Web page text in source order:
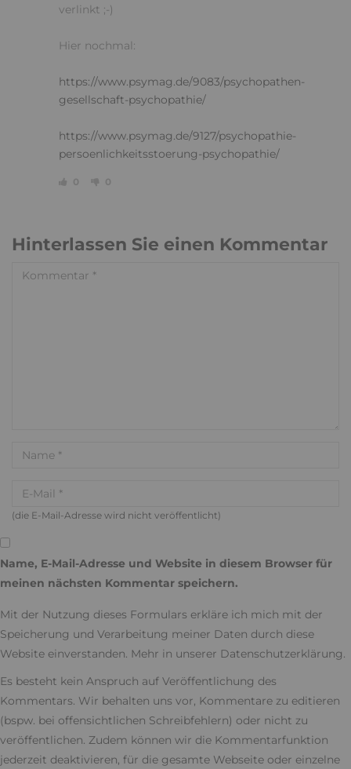
verlinkt ;-)
Hier nochmal:
https://www.psymag.de/9083/psychopathen-
gesellschaft-psychopathie/
https://www.psymag.de/9127/psychopathie-
persoenlichkeitsstoerung-psychopathie/
0 0
Hinterlassen Sie einen Kommentar
(die E-Mail-Adresse wird nicht veröffentlicht)
Name, E-Mail-Adresse und Website in diesem Browser für
meinen nächsten Kommentar speichern.
Mit der Nutzung dieses Formulars erkläre ich mich mit der
Speicherung und Verarbeitung meiner Daten durch diese
Website einverstanden. Mehr in unserer Datenschutzerklärung.
Es besteht kein Anspruch auf Veröffentlichung des
Kommentars. Wir behalten uns vor, Kommentare zu editieren
(bspw. bei offensichtlichen Schreibfehlern) oder nicht zu
veröffentlichen. Zudem können wir die Kommentarfunktion
jederzeit deaktivieren, für die gesamte Webseite oder einzelne